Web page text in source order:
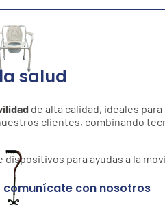
salud
de alta calidad, ideales
clientes, combinando
para ayudas a la
comunícate con nosotros